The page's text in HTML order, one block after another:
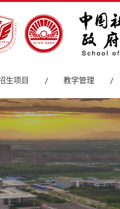
生项目 教学管理